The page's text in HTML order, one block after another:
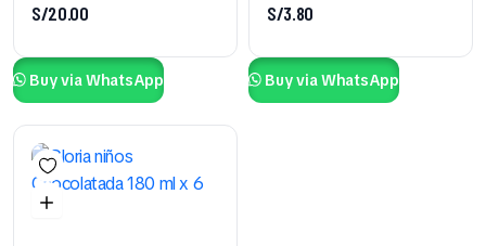
S/20.00
Buy via WhatsApp
S/3.80
Buy via WhatsApp